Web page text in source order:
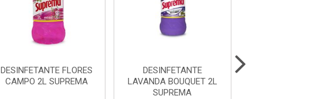
DESINFETANTE FLORES
CAMPO 2L SUPREMA
DESINFETANTE
LAVANDA BOUQUET 2L
SUPREMA